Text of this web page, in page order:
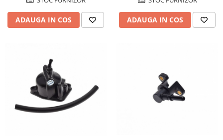
ADAUGA IN COS ADAUGA IN COS